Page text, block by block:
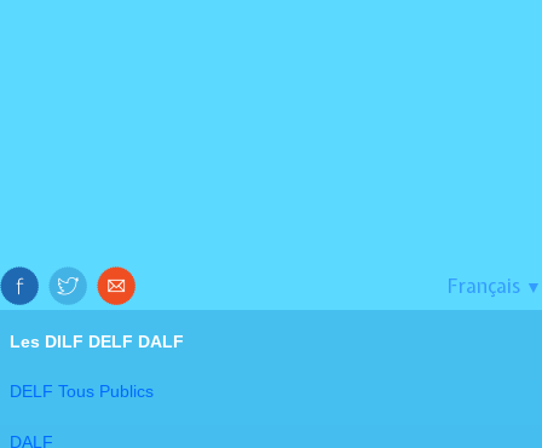
Français ▼
Les DILF DELF DALF​
DELF Tous Publics
DALF